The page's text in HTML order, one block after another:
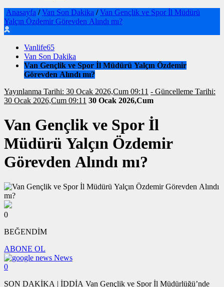
Anasayfa / Van Son Dakika / Van Gençlik ve Spor İl Müdürü
Yalçın Özdemir Görevden Alındı mı?
Vanlife65
Van Son Dakika
Van Gençlik ve Spor İl Müdürü Yalçın Özdemir
Görevden Alındı mı?
Yayınlanma Tarihi: 30 Ocak 2026,Cum 09:11 - Güncelleme Tarihi:
30 Ocak 2026,Cum 09:11 30 Ocak 2026,Cum
Van Gençlik ve Spor İl
Müdürü Yalçın Özdemir
Görevden Alındı mı?
0
BEĞENDİM
ABONE OL
News
0
SON DAKİKA | İDDİA Van Gençlik ve Spor İl Müdürlüğü’nde